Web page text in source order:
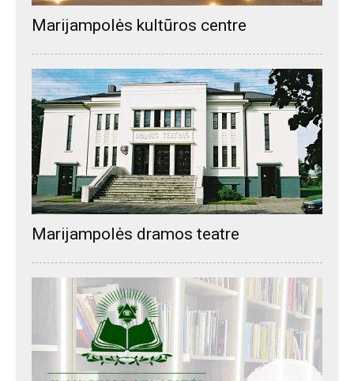
Marijampolės kultūros centre
Marijampolės dramos teatre